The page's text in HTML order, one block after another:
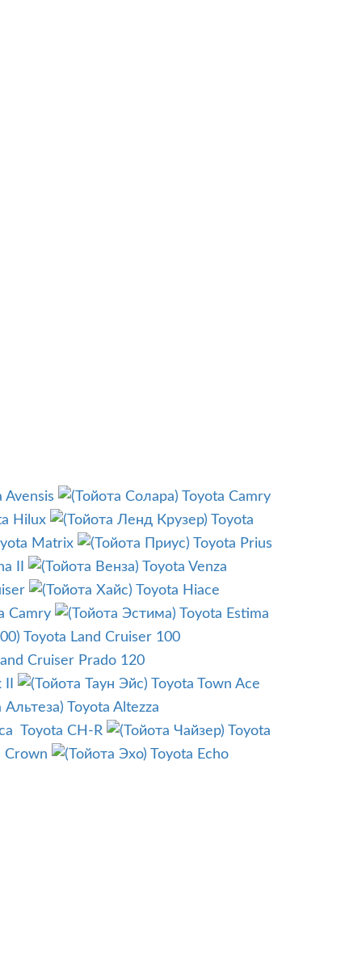
Avensis
Toyota Camry
Hilux
Toyota
Matrix
Toyota Prius
II
Toyota Venza
Toyota Hiace
Camry
Toyota Estima
Toyota Land Cruiser 100
Cruiser Prado 120
Toyota Town Ace
Toyota Altezza
Toyota CH-R
Toyota
Crown
Toyota Echo